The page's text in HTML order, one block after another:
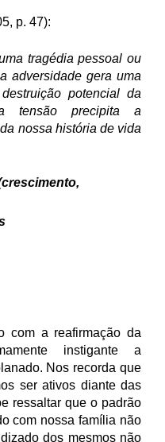
p. 47):
tragédia pessoal ou
adversidade gera uma
potencial da
tensão precipita a
nossa história de vida
com a reafirmação da
instigante a
Nos recorda que
ser ativos diante das
ressaltar que o padrão
com nossa família não
dos mesmos não